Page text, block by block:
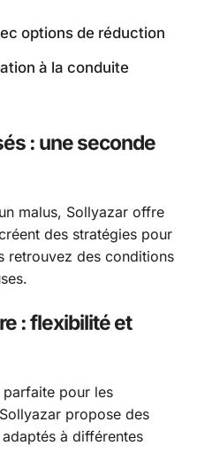
options de réduction
à la conduite
: une seconde
malus, Sollyazar offre
des stratégies pour
retrouvez des conditions
: flexibilité et
parfaite pour les
propose des
à différentes